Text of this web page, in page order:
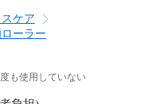
ケア
ーラー
も使用していない